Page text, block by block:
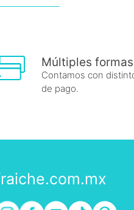
Múltiples
Contamos con
de pago.